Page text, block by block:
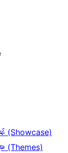
း (Showcase)
ျား (Themes)